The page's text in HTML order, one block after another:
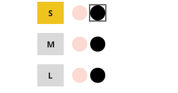
S
M
L